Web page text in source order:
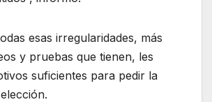
esas irregularidades, más
y pruebas que tienen, les
suficientes para pedir la